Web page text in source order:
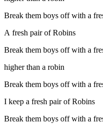
Break them boys off with a
A fresh pair of Robins
Break them boys off with a
higher than a robin
Break them boys off with a
I keep a fresh pair of Robins
Break them boys off with a